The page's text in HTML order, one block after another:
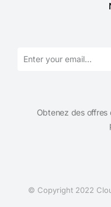
Obtenez des offres
© Copyright 2022